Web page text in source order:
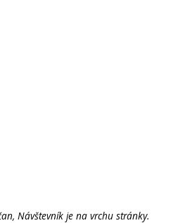
Návštevník je na vrchu stránky.